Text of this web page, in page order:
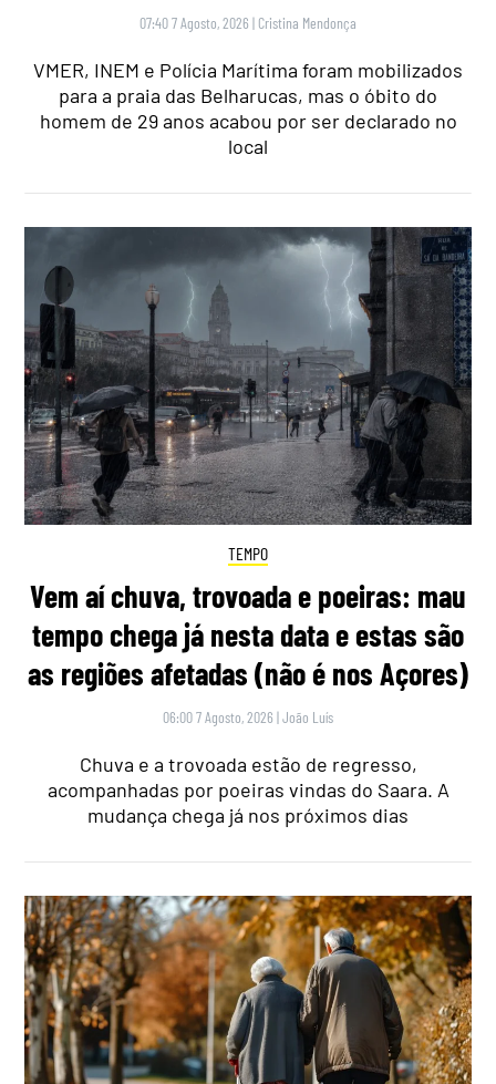
07:40 7 Agosto, 2026 | Cristina Mendonça
VMER, INEM e Polícia Marítima foram mobilizados
para a praia das Belharucas, mas o óbito do
homem de 29 anos acabou por ser declarado no
local
TEMPO
Vem aí chuva, trovoada e poeiras: mau
tempo chega já nesta data e estas são
as regiões afetadas (não é nos Açores)
06:00 7 Agosto, 2026 |João Luís
Chuva e a trovoada estão de regresso,
acompanhadas por poeiras vindas do Saara. A
mudança chega já nos próximos dias